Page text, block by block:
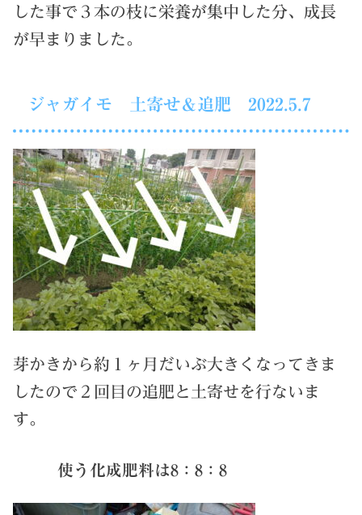
した事で３本の枝に栄養が集中した分、成長
が早まりました。
ジャガイモ 土寄せ＆追肥 2022.5.7
芽かきから約１ヶ月だいぶ大きくなってきま
したので２回目の追肥と土寄せを行ないま
す。
使う化成肥料は8：8：8